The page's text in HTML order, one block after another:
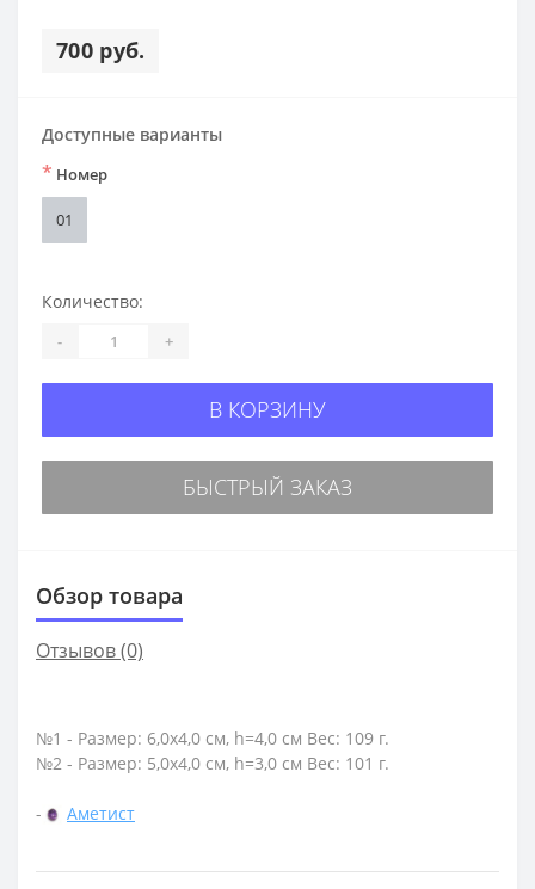
700 руб.
Доступные варианты
* Номер
01
Количество:
- +
В КОРЗИНУ
БЫСТРЫЙ ЗАКАЗ
Обзор товара
Отзывов (0)
№1 - Размер: 6,0х4,0 см, h=4,0 см Вес: 109 г.
№2 - Размер: 5,0х4,0 см, h=3,0 см Вес: 101 г.
- Аметист